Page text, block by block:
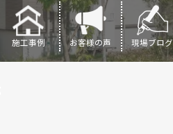
施工事例 お客様の声 現場ブログ